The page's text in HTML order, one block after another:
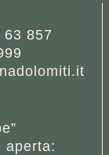
63 857
aperta: